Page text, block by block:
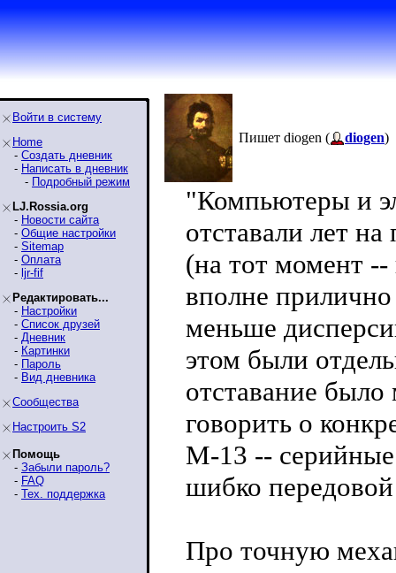
Войти в систему
Home
- Создать дневник
- Написать в дневник
- Подробный режим
LJ.Rossia.org
- Новости сайта
- Общие настройки
- Sitemap
- Оплата
- ljr-fif
Редактировать...
- Настройки
- Список друзей
- Дневник
- Картинки
- Пароль
- Вид дневника
Сообщества
Настроить S2
Помощь
- Забыли пароль?
- FAQ
- Тех. поддержка
Пишет diogen ( diogen)
"Компьютеры и
отставали лет
(на тот момент
вполне
меньше
этом были
отставание
говорить о
М-13 --
шибко
Про точную